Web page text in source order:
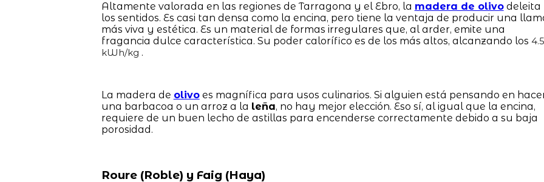
Altamente valorada en las regiones de Tarragona y el Ebro, la madera de olivodeleita
los sentidos. Es casi tan densa como la encina, pero tiene la ventaja de producir una
más viva y estética. Es un material de formas irregulares que, al arder, emite una
fragancia dulce característica. Su poder calorífico es de los más altos, alcanzando los 4.5
kWh/kg .
La madera de olivoes magnífica para usos culinarios. Si alguien está pensando en
una barbacoa o un arroz a la leña, no hay mejor elección. Eso sí, al igual que la encina,
requiere de un buen lecho de astillas para encenderse correctamente debido a su baja
porosidad.
Roure (Roble) y Faig (Haya)